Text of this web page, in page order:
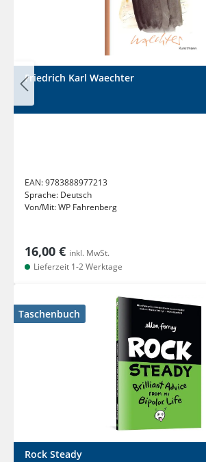
Friedrich Karl Waechter
EAN:9783888977213
Sprache: Deutsch
Von/Mit:WP Fahrenberg
16,00 € inkl. MwSt.
Lieferzeit 1-2 Werktage
Taschenbuch
Rock Steady